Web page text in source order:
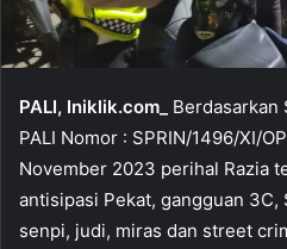
PALI, Iniklik.com_
Berdasarkan
PALI Nomor : SPRIN/1496/XI/
November 2023 perihal Razia
antisipasi Pekat, gangguan 3C,
senpi, judi, miras dan street